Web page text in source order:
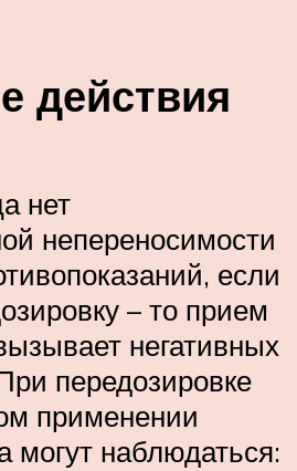
действия
нет
непереносимости
если
– то прием
негативных
передозировке
применении
могут наблюдаться: